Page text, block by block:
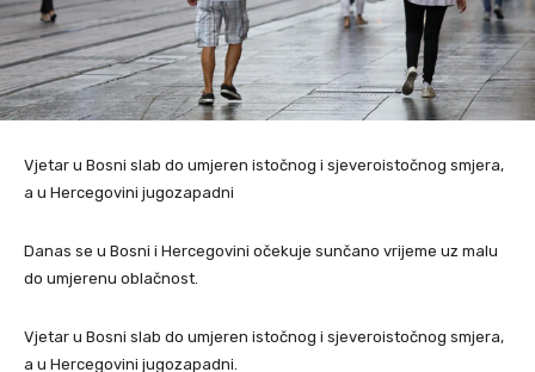
Vjetar u Bosni slab do umjeren istočnog i sjeveroistočnog smjera,
a u Hercegovini jugozapadni
Danas se u Bosni i Hercegovini očekuje sunčano vrijeme uz malu
do umjerenu oblačnost.
Vjetar u Bosni slab do umjeren istočnog i sjeveroistočnog smjera,
a u Hercegovini jugozapadni.